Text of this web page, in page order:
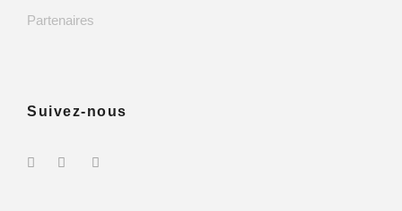
Partenaires
Suivez-nous